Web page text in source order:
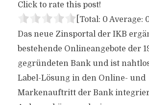
Click to rate this post!
[Total: 0 Average:
Das neue Zinsportal der IKB
bestehende Onlineangebote der
gegründeten Bank und ist
Label-Lösung in den Online- und
Markenauftritt der Bank